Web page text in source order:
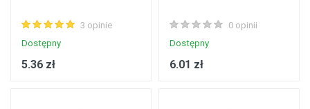
3 opinie
Dostępny
5.36 zł
0 opinii
Dostępny
6.01 zł